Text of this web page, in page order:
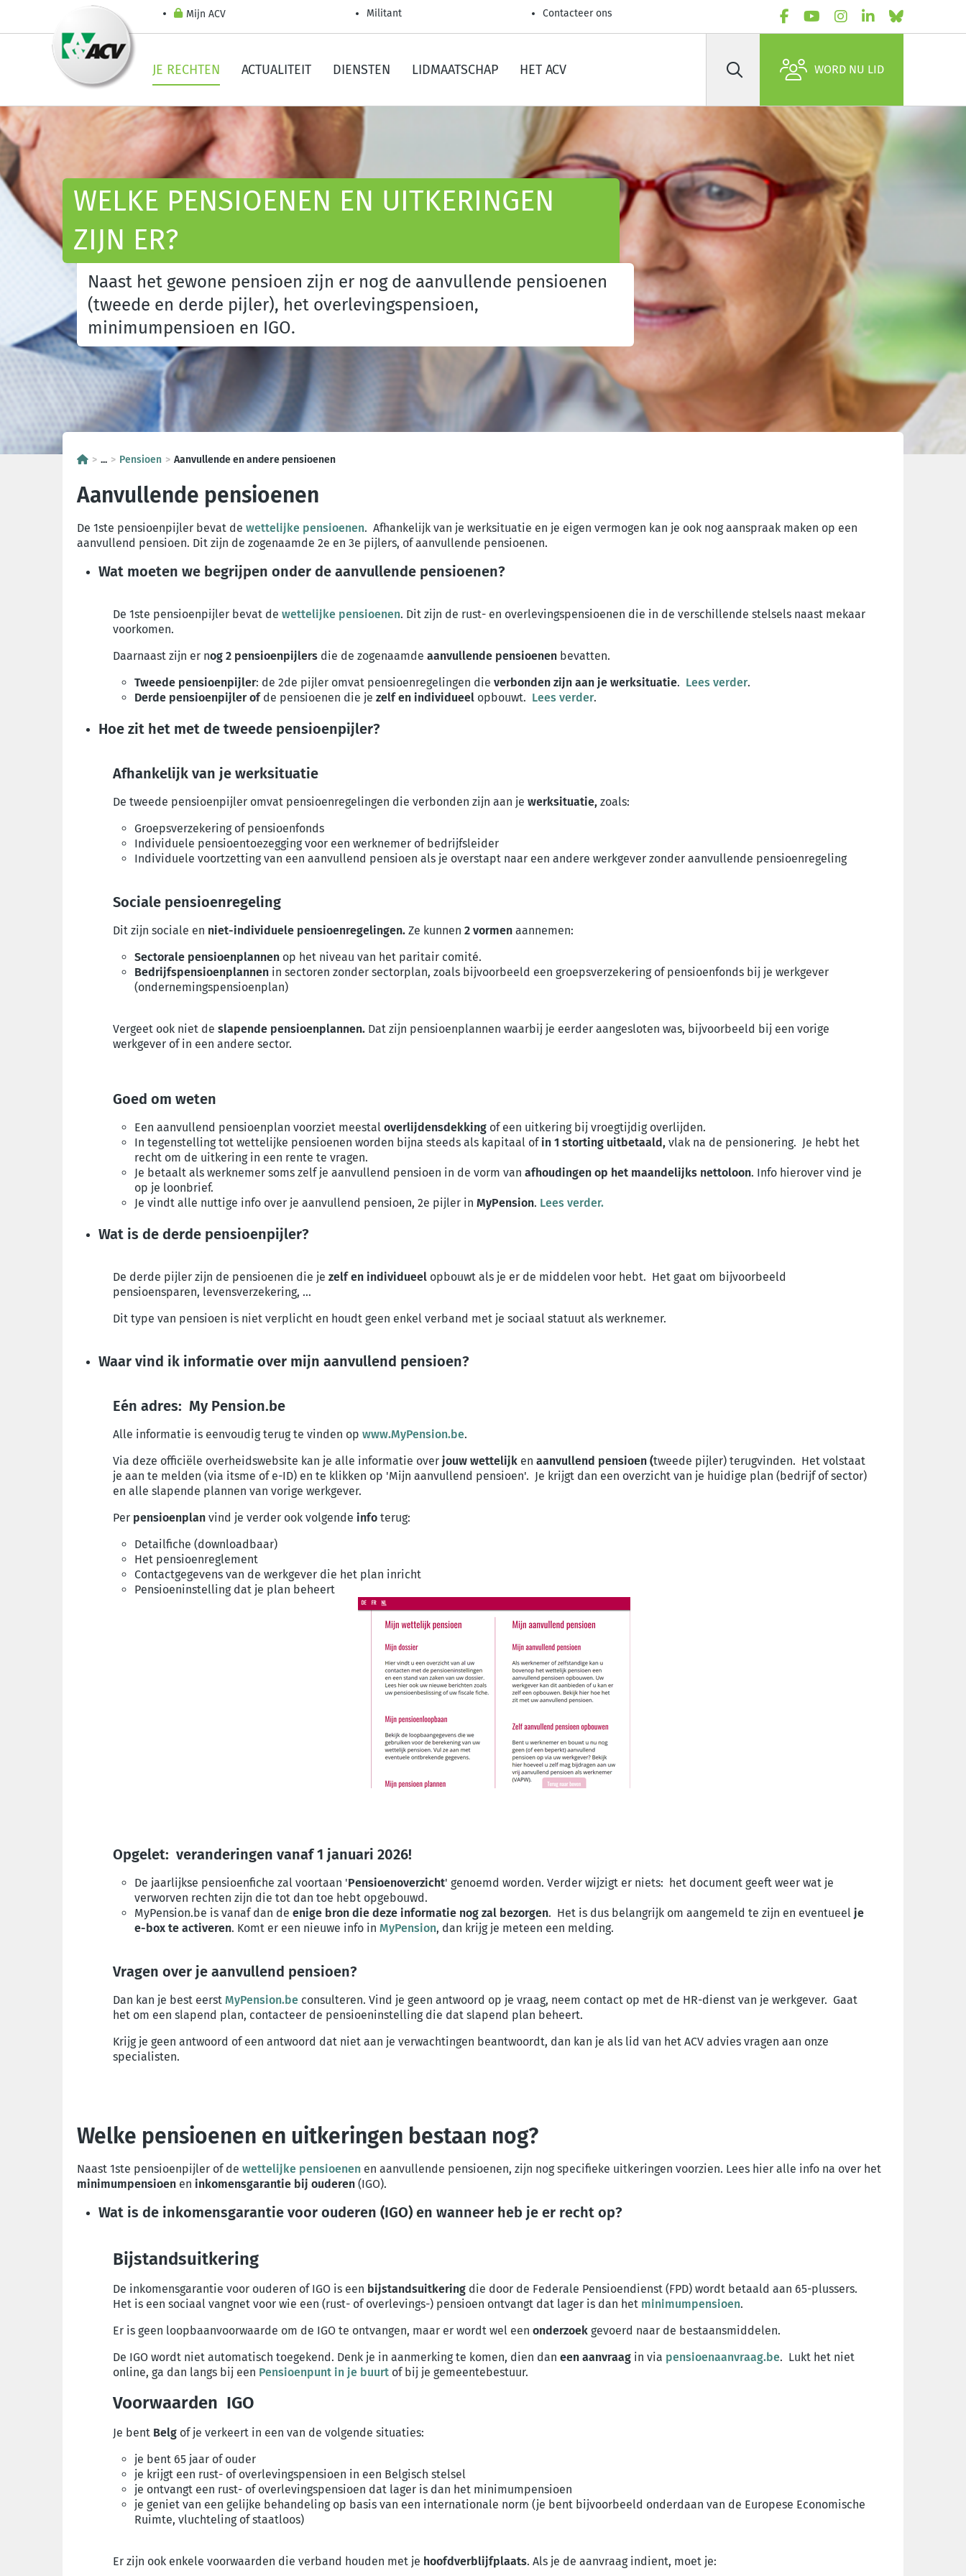
Mijn ACV Militant Contacteer ons
JE RECHTEN ACTUALITEIT DIENSTEN LIDMAATSCHAP HET ACV Zoek WORD NU LID
WELKE PENSIOENEN EN UITKERINGEN
ZIJN ER?
Naast het gewone pensioen zijn er nog de aanvullende pensioenen
(tweede en derde pijler), het overlevingspensioen,
minimumpensioen en IGO.
... Pensioen Aanvullende en andere pensioenen
Aanvullende pensioenen
De 1ste pensioenpijler bevat de wettelijke pensioenen. Afhankelijk van je werksituatie en je eigen vermogen kan je ook nog aanspraak maken op een
aanvullend pensioen. Dit zijn de zogenaamde 2e en 3e pijlers, of aanvullende pensioenen.
Wat moeten we begrijpen onder de aanvullende pensioenen?
De 1ste pensioenpijler bevat de wettelijke pensioenen. Dit zijn de rust- en overlevingspensioenen die in de verschillende stelsels naast mekaar
voorkomen.
Daarnaast zijn er nog 2 pensioenpijlers die de zogenaamde aanvullende pensioenen bevatten.
Tweede pensioenpijler: de 2de pijler omvat pensioenregelingen die verbonden zijn aan je werksituatie. Lees verder.
Derde pensioenpijler of de pensioenen die je zelf en individueel opbouwt. Lees verder.
Hoe zit het met de tweede pensioenpijler?
Afhankelijk van je werksituatie
De tweede pensioenpijler omvat pensioenregelingen die verbonden zijn aan je werksituatie, zoals:
Groepsverzekering of pensioenfonds
Individuele pensioentoezegging voor een werknemer of bedrijfsleider
Individuele voortzetting van een aanvullend pensioen als je overstapt naar een andere werkgever zonder aanvullende pensioenregeling
Sociale pensioenregeling
Dit zijn sociale en niet-individuele pensioenregelingen. Ze kunnen 2 vormen aannemen:
Sectorale pensioenplannen op het niveau van het paritair comité.
Bedrijfspensioenplannen in sectoren zonder sectorplan, zoals bijvoorbeeld een groepsverzekering of pensioenfonds bij je werkgever
(ondernemingspensioenplan)
Vergeet ook niet de slapende pensioenplannen. Dat zijn pensioenplannen waarbij je eerder aangesloten was, bijvoorbeeld bij een vorige
werkgever of in een andere sector.
Goed om weten
Een aanvullend pensioenplan voorziet meestal overlijdensdekking of een uitkering bij vroegtijdig overlijden.
In tegenstelling tot wettelijke pensioenen worden bijna steeds als kapitaal ofin 1 storting uitbetaald, vlak na de pensionering. Je hebt het
recht om de uitkering in een rente te vragen.
Je betaalt als werknemer soms zelf je aanvullend pensioen in de vorm van afhoudingen op het maandelijks nettoloon. Info hierover vind je
op je loonbrief.
Je vindt alle nuttige info over je aanvullend pensioen, 2e pijler in MyPension. Lees verder.
Wat is de derde pensioenpijler?
De derde pijler zijn de pensioenen die je zelf en individueel opbouwt als je er de middelen voor hebt. Het gaat om bijvoorbeeld
pensioensparen, levensverzekering, …
Dit type van pensioen is niet verplicht en houdt geen enkel verband met je sociaal statuut als werknemer.
Waar vind ik informatie over mijn aanvullend pensioen?
Eén adres: My Pension.be
Alle informatie is eenvoudig terug te vinden op www.MyPension.be.
Via deze officiële overheidswebsite kan je alle informatie over jouw wettelijk en aanvullend pensioen (tweede pijler) terugvinden. Het volstaat
je aan te melden (via itsme of e-ID) en te klikken op 'Mijn aanvullend pensioen'. Je krijgt dan een overzicht van je huidige plan (bedrijf of sector)
en alle slapende plannen van vorige werkgever.
Per pensioenplan vind je verder ook volgende info terug:
Detailfiche (downloadbaar)
Het pensioenreglement
Contactgegevens van de werkgever die het plan inricht
Pensioeninstelling dat je plan beheert
Opgelet: veranderingen vanaf 1 januari 2026!
De jaarlijkse pensioenfiche zal voortaan 'Pensioenoverzicht' genoemd worden. Verder wijzigt er niets: het document geeft weer wat je
verworven rechten zijn die tot dan toe hebt opgebouwd.
MyPension.be is vanaf dan de enige bron die deze informatie nog zal bezorgen. Het is dus belangrijk om aangemeld te zijn en eventueel je
e-box te activeren. Komt er een nieuwe info in MyPension, dan krijg je meteen een melding.
Vragen over je aanvullend pensioen?
Dan kan je best eerst MyPension.be consulteren. Vind je geen antwoord op je vraag, neem contact op met de HR-dienst van je werkgever. Gaat
het om een slapend plan, contacteer de pensioeninstelling die dat slapend plan beheert.
Krijg je geen antwoord of een antwoord dat niet aan je verwachtingen beantwoordt, dan kan je als lid van het ACV advies vragen aan onze
specialisten.
Welke pensioenen en uitkeringen bestaan nog?
Naast 1ste pensioenpijler of de wettelijke pensioenen en aanvullende pensioenen, zijn nog specifieke uitkeringen voorzien. Lees hier alle info na over het
minimumpensioen en inkomensgarantie bij ouderen (IGO).
Wat is de inkomensgarantie voor ouderen (IGO) en wanneer heb je er recht op?
Bijstandsuitkering
De inkomensgarantie voor ouderen of IGO is een bijstandsuitkering die door de Federale Pensioendienst (FPD) wordt betaald aan 65-plussers.
Het is een sociaal vangnet voor wie een (rust- of overlevings-) pensioen ontvangt dat lager is dan het minimumpensioen.
Er is geen loopbaanvoorwaarde om de IGO te ontvangen, maar er wordt wel een onderzoek gevoerd naar de bestaansmiddelen.
De IGO wordt niet automatisch toegekend. Denk je in aanmerking te komen, dien dan een aanvraag in via pensioenaanvraag.be. Lukt het niet
online, ga dan langs bij een Pensioenpunt in je buurt of bij je gemeentebestuur.
Voorwaarden IGO
Je bent Belg of je verkeert in een van de volgende situaties:
je bent 65 jaar of ouder
je krijgt een rust- of overlevingspensioen in een Belgisch stelsel
je ontvangt een rust- of overlevingspensioen dat lager is dan het minimumpensioen
je geniet van een gelijke behandeling op basis van een internationale norm (je bent bijvoorbeeld onderdaan van de Europese Economische
Ruimte, vluchteling of staatloos)
Er zijn ook enkele voorwaarden die verband houden met je hoofdverblijfplaats. Als je de aanvraag indient, moet je: